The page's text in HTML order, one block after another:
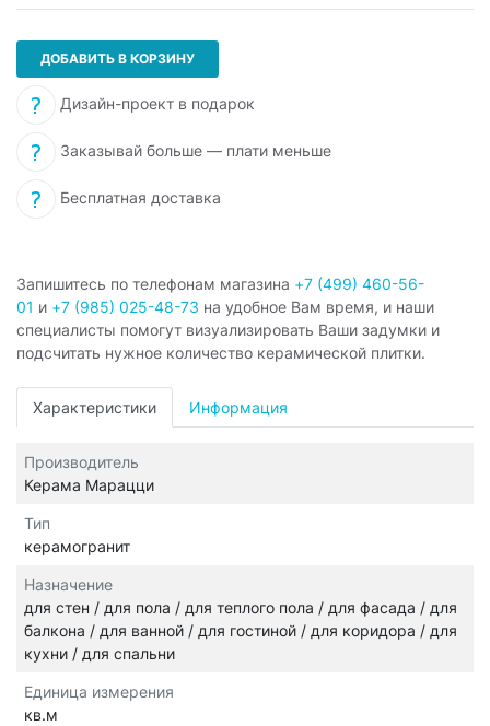
ДОБАВИТЬ В КОРЗИНУ
Дизайн-проект в подарок
Заказывай больше — плати меньше
Бесплатная доставка
Запишитесь по телефонам магазина +7 (499) 460-56-
01 и +7 (985) 025-48-73 на удобное Вам время, и наши
специалисты помогут визуализировать Ваши задумки и
подсчитать нужное количество керамической плитки.
Характеристики Информация
Производитель
Керама Марацци
Тип
керамогранит
Назначение
для стен / для пола / для теплого пола / для фасада / для
балкона / для ванной / для гостиной / для коридора / для
кухни / для спальни
Единица измерения
кв.м